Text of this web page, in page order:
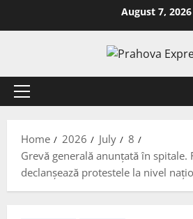
August 7, 2026
Home 2026 July
8
Grevă generală anunțată în spitale.
declanșează protestele la nivel